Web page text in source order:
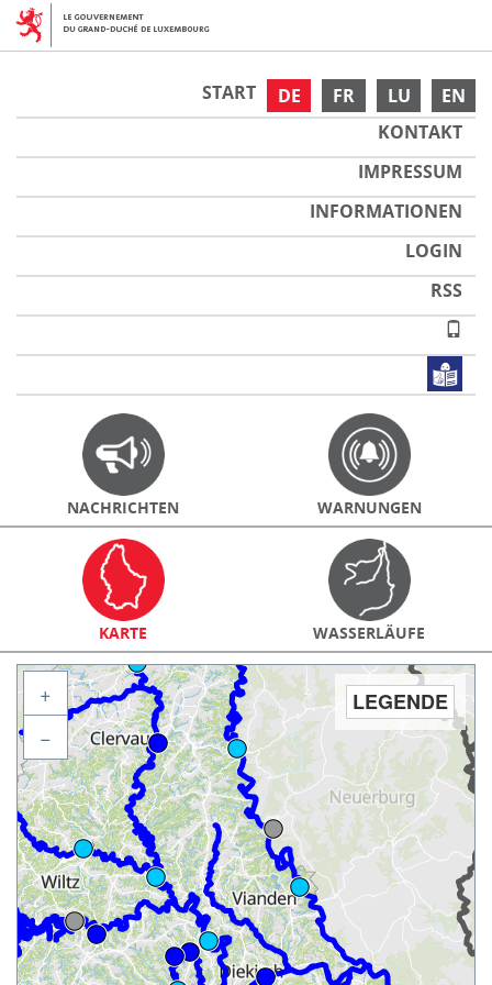
DE FR LU EN
START
KONTAKT
IMPRESSUM
INFORMATIONEN
LOGIN
RSS
NACHRICHTEN WARNUNGEN
KARTE WASSERLÄUFE
LEGENDE
+
−